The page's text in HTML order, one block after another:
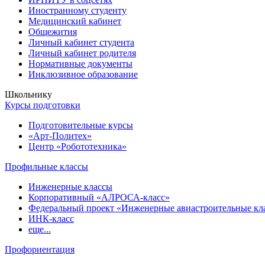
Иностранному студенту
Медицинский кабинет
Общежития
Личный кабинет студента
Личный кабинет родителя
Нормативные документы
Инклюзивное образование
Школьнику
Курсы подготовки
Подготовительные курсы
«Арт-Политех»
Центр «Робототехника»
Профильные классы
Инженерные классы
Корпоративный «АЛРОСА-класс»
Федеральный проект «Инженерные авиастроительные
ИНК-класс
еще...
Профориентация